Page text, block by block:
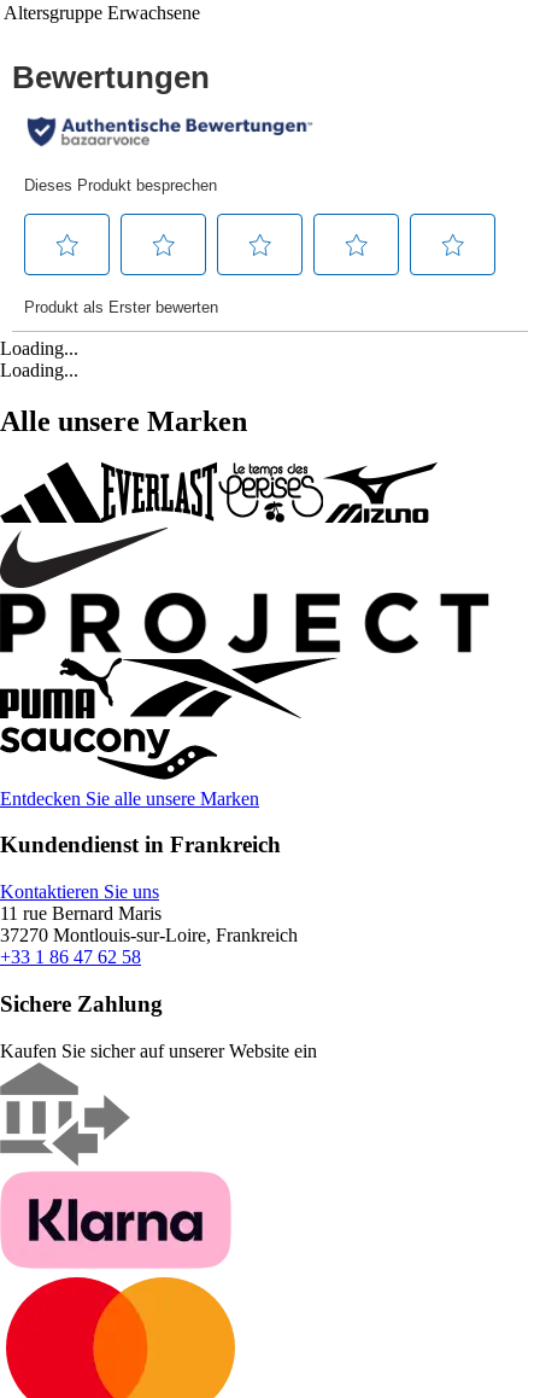
Altersgruppe Erwachsene
Loading...
Loading...
Alle unsere Marken
Entdecken Sie alle unsere Marken
Kundendienst in Frankreich
Kontaktieren Sie uns
11 rue Bernard Maris
37270 Montlouis-sur-Loire, Frankreich
+33 1 86 47 62 58
Sichere Zahlung
Kaufen Sie sicher auf unserer Website ein